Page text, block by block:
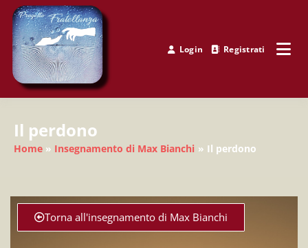
Login Registrati
Il perdono
Home Insegnamento di Max Bianchi Il perdono
Torna all'insegnamento di Max Bianchi